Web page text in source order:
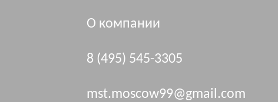
О компании
8 (495) 545-3305
mst.moscow99@gmail.com